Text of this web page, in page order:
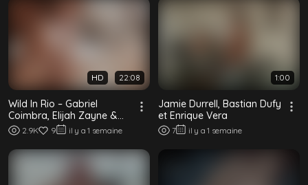
HD 22:08
Wild In Rio – Gabriel
Coimbra, Elijah Zayne &
Matheus Matos, plan à
trois bareback
2.9K 9 il y a 1 semaine
1:00
Jamie Durrell, Bastian Dufy
et Enrique Vera
7 il y a 1 semaine